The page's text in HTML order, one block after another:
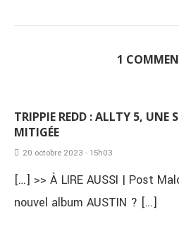
1
TRIPPIE REDD : ALLTY 5, UNE
MITIGÉE
20 octobre 2023 - 15h03
[…] >> À LIRE AUSSI | Post
nouvel album AUSTIN ? […]